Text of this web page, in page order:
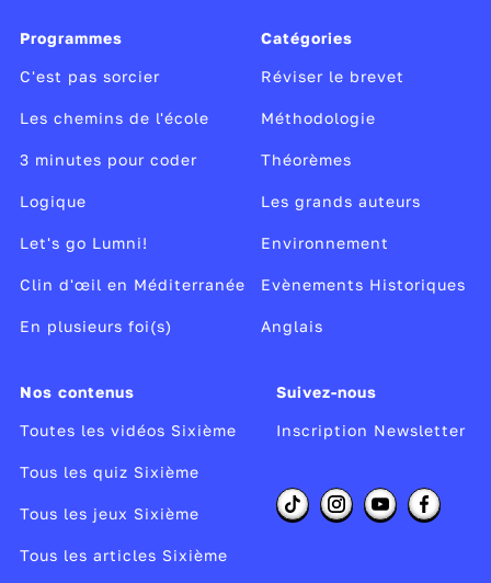
Programmes
C'est pas sorcier
Les chemins de l'école
3 minutes pour coder
Logique
Let's go Lumni!
Clin d'œil en Méditerranée
En plusieurs foi(s)
Catégories
Réviser le brevet
Méthodologie
Théorèmes
Les grands auteurs
Environnement
Evènements Historiques
Anglais
Nos contenus
Toutes les vidéos Sixième
Tous les quiz Sixième
Tous les jeux Sixième
Tous les articles Sixième
Suivez-nous
Inscription Newsletter